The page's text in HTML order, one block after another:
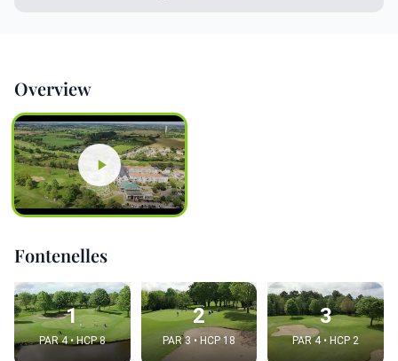
Overview
Fontenelles
1
PAR 4 • HCP 8
2
PAR 3 • HCP 18
3
PAR 4 • HCP 2